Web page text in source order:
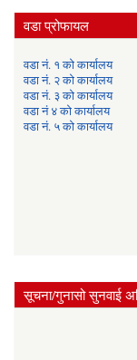
वडा प्रोफायल
वडा नं. १ को कार्यालय
वडा नं. २ को कार्यालय
वडा नं. ३ को कार्यालय
वडा नं ४ को कार्यालय
वडा नं. ५ को कार्यालय
सूचना/गुनासो सुनवाई